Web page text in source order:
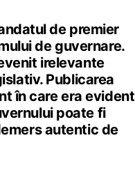
de premier
de guvernare.
irelevante
Publicarea
în care era evident
poate fi
autentic de